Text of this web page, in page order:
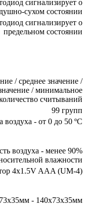
сигнализирует о
сухом состоянии
сигнализирует о
предельном состоянии
/ среднее значение /
/ минимальное
считываний
99 групп
воздуха - от 0 до 50 ºC
воздуха - менее 90%
влажности
4x1.5V AAA (UM-4)
- 140x73x35мм